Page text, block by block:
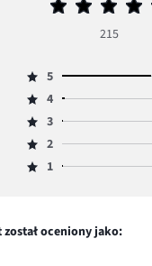
Średnia
5
215
Ocena
5,
ilość
głosów
5
Ocena
4,
ilość
głosów
4
Ocena
3,
ilość
3
Ocena
2,
0.
2
Ocena
głosów
1
oceniony jako: